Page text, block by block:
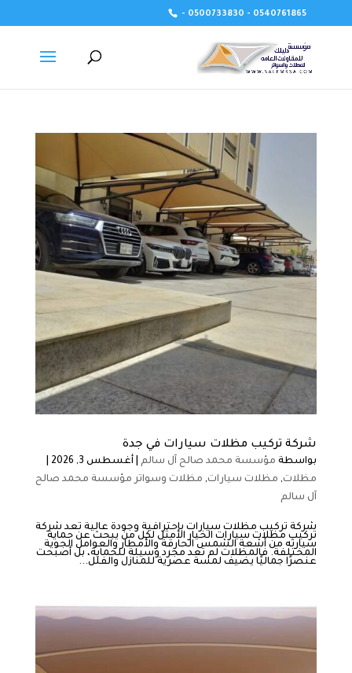
- 0500733830 - 0540761865
شركة تركيب مظلات سيارات في جدة
بواسطة مؤسسة محمد صالح آل سالم| أغسطس 3, 2026
مظلات, مظلات سيارات, مظلات وسواتر مؤسسة محمد صالح
آل سالم
شركة تركيب مظلات سيارات باحترافية وجودة عالية تعد شركة
تركيب مظلات سيارات الخيار الأمثل لكل من يبحث عن حماية
سيارته من أشعة الشمس الحارقة والأمطار والعوامل الجوية
المختلفة. فالمظلات لم تعد مجرد وسيلة للحماية، بل أصبحت
عنصرًا جماليًا يضيف لمسة عصرية للمنازل والفلل...